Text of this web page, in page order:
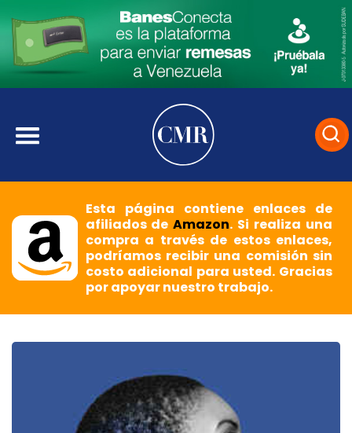
Esta página contiene enlaces de
afiliados deAmazon. Si realiza una
compra a través de estos enlaces,
podríamos recibir una comisión sin
costo adicional para usted. Gracias
por apoyar nuestro trabajo.